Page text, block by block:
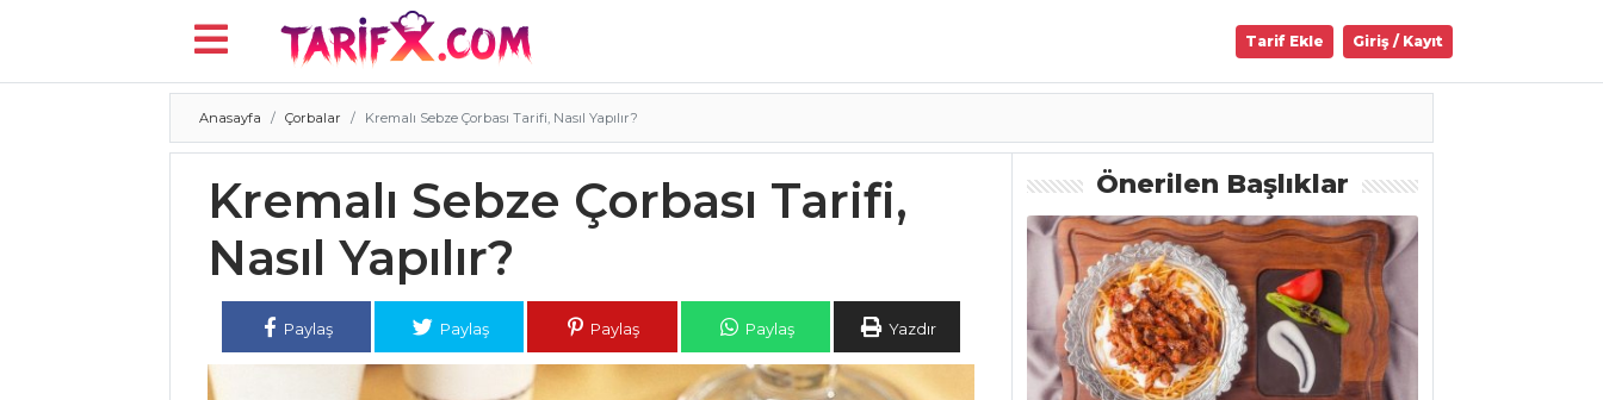
Tarif Ekle Giriş / Kayıt
Anasayfa Çorbalar Kremalı Sebze Çorbası Tarifi, Nasıl Yapılır?
Kremalı Sebze Çorbası Tarifi,
Nasıl Yapılır?
Paylaş Paylaş Paylaş Paylaş Yazdır
Önerilen Başlıklar